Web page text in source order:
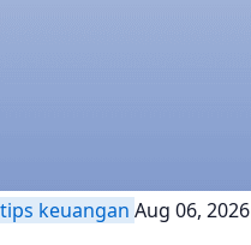
tips keuangan Aug 06, 2026